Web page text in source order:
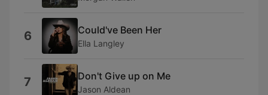
6 Could've Been Her
Ella Langley
7 Don't Give up on Me
Jason Aldean